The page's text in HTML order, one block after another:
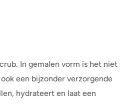
In gemalen vorm is het niet
een bijzonder verzorgende
hydrateert en laat een